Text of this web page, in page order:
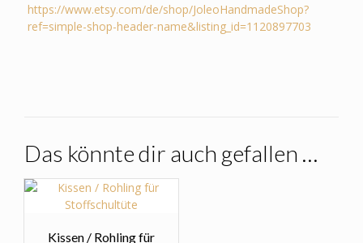
https://www.etsy.com/de/shop/JoleoHandmadeShop?
ref=simple-shop-header-name&listing_id=1120897703
Das könnte dir auch gefallen …
Kissen / Rohling für